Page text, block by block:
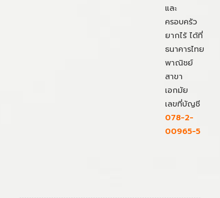
และ
ครอบครัว
ยากไร้ ได้ที่
ธนาคารไทย
พาณิชย์
สาขา
เอกมัย
เลขที่บัญชี
078-2-
00965-5